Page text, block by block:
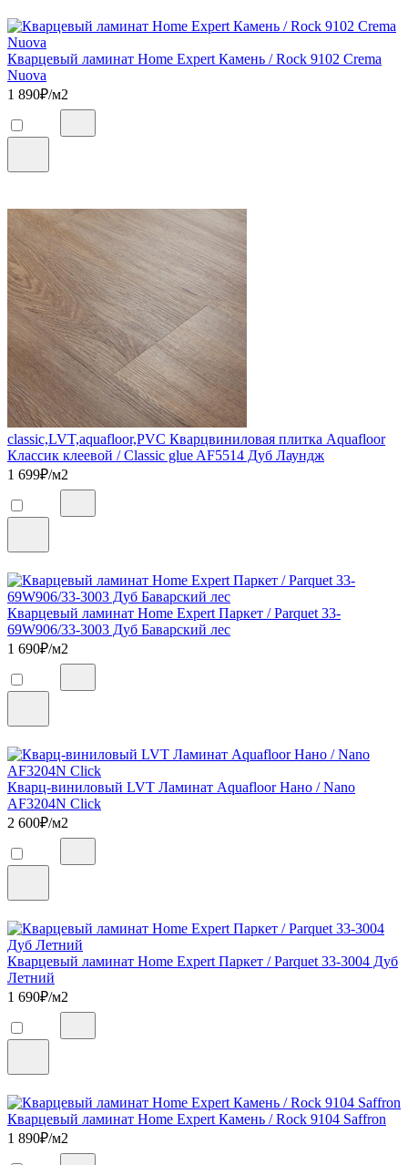
Кварцевый ламинат Home Expert Камень / Rock 9102 Crema
Nuova
1 890₽/м2
classic,LVT,aquafloor,PVC Кварцвиниловая плитка Aquafloor
Классик клеевой / Classic glue AF5514 Дуб Лаундж
1 699₽/м2
Кварцевый ламинат Home Expert Паркет / Parquet 33-
69W906/33-3003 Дуб Баварский лес
1 690₽/м2
Кварц-виниловый LVT Ламинат Aquafloor Нано / Nano
AF3204N Click
2 600₽/м2
Кварцевый ламинат Home Expert Паркет / Parquet 33-3004 Дуб
Летний
1 690₽/м2
Кварцевый ламинат Home Expert Камень / Rock 9104 Saffron
1 890₽/м2